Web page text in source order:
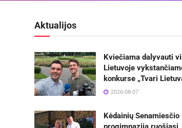
Aktualijos
Kviečiama dalyvauti
Lietuvoje
konkurse „Tvari
2026-08-07
Kėdainių Senamiesčio